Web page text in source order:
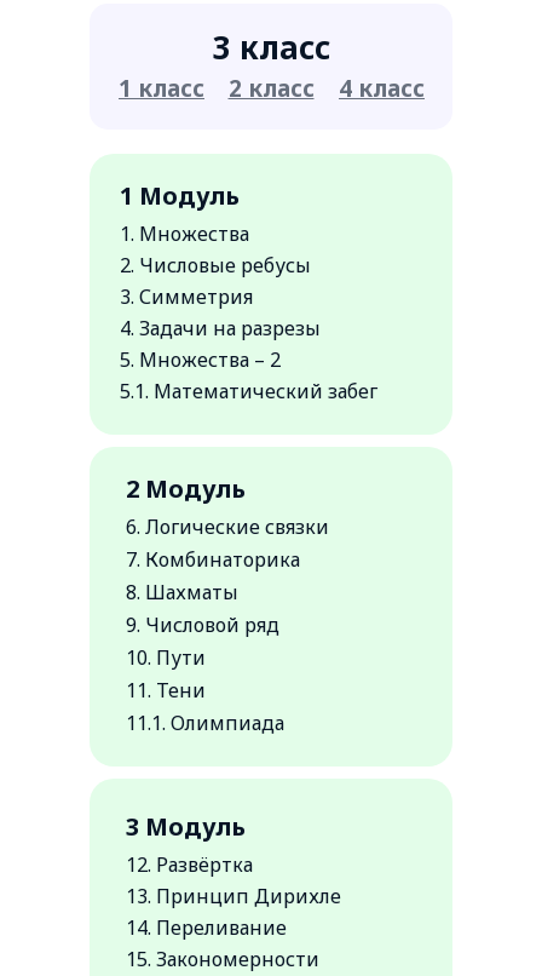
1 Модуль
2 Модуль
3 Модуль
1. Множества
2. Числовые ребусы
3. Симметрия
4. Задачи на разрезы
5. Множества – 2
5.1. Математический забег
6. Логические связки
7. Комбинаторика
8. Шахматы
9. Числовой ряд
10. Пути
11. Тени
11.1. Олимпиада
12. Развёртка
13. Принцип Дирихле
14. Переливание
15. Закономерности
2 класс
1 класс
3 класс
4 класс